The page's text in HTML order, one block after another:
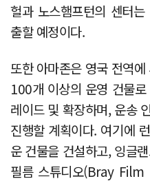
헐과 노스햄프턴의 센터
출할 예정이다.
또한 아마존은 영국 전역
100개 이상의 운영 건물
레이드 및 확장하며, 운송
진행할 계획이다. 여기에
운 건물을 건설하고, 잉글
필름 스튜디오(Bray Film